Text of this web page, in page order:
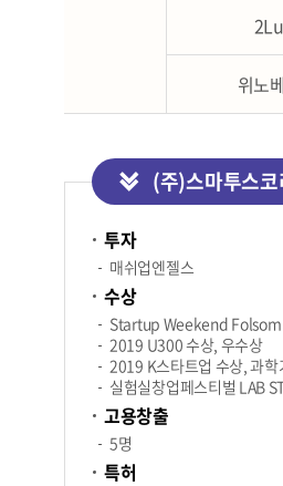
위노
(주)스마투스
투자
매쉬업엔젤스
수상
Startup Weekend Folsom
2019 U300 수상, 우수상
2019 K스타트업 수상, 과
실험실창업페스티벌 LAB
고용창출
5명
특허